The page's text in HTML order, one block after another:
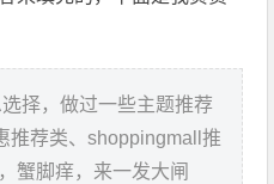
择，做过一些主题推荐
推荐类、shoppingmall推
蟹脚痒，来一发大闸